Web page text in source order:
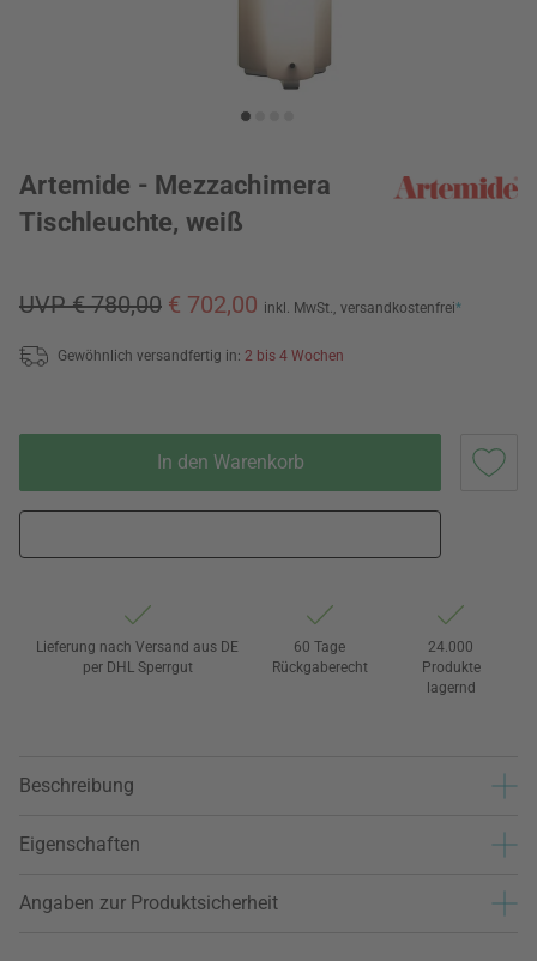
Artemide - Mezzachimera
Tischleuchte, weiß
UVP € 780,00 € 702,00 inkl. MwSt., versandkostenfrei*
Gewöhnlich versandfertig in: 2 bis 4 Wochen
In den Warenkorb
Lieferung nach Versand aus DE
per DHL Sperrgut
60 Tage
Rückgaberecht
24.000
Produkte
lagernd
Beschreibung
Eigenschaften
Angaben zur Produktsicherheit